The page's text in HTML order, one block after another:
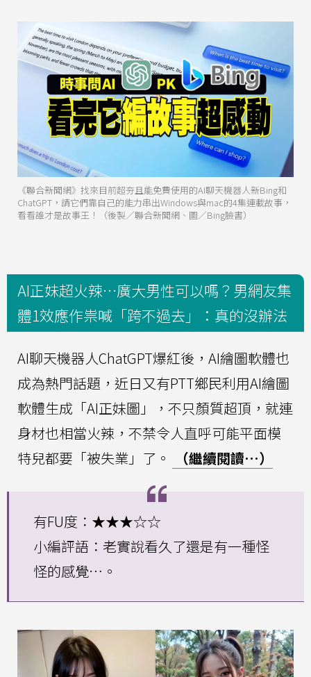
《聯合新聞網》找來目前超夯且能免費使用的AI聊天機器人新Bing和
ChatGPT，請它們靠自己的能力串出Windows與mac的4集連載故事，
看看誰才是故事王！（後製／聯合新聞網、圖／Bing臉書）
AI正妹超火辣…廣大男性可以嗎？男網友集
體1效應作祟喊「跨不過去」：真的沒辦法
AI聊天機器人ChatGPT爆紅後，AI繪圖軟體也
成為熱門話題，近日又有PTT鄉民利用AI繪圖
軟體生成「AI正妹圖」，不只顏質超頂，就連
身材也相當火辣，不禁令人直呼可能平面模
特兒都要「被失業」了。
（繼續閱讀…）
有FU度：★★★☆☆
小編評語：老實說看久了還是有一種怪
怪的感覺…。